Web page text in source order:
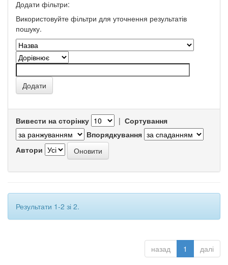
Додати фільтри:
Використовуйте фільтри для уточнення результатів
пошуку.
Вивести на сторінку | Сортування
Впорядкування
Автори
Результати 1-2 зі 2.
назад 1 далі